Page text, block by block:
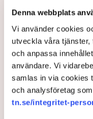
Denna webbplats
Vi använder cookies
utveckla våra
och anpassa
användare. Vi
samlas in via cookies
och analysföretag
tn.se/integritet-